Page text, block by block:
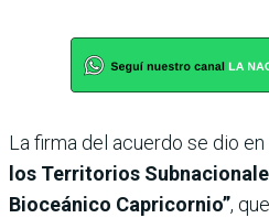
La firma del acuerdo se dio en
los Territorios
Bioceánico Capricornio”,